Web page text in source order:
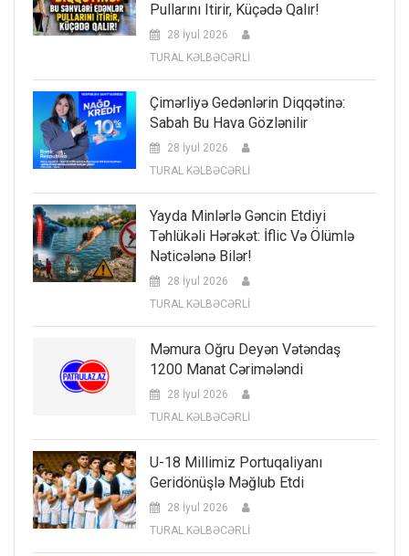
Pullarını Itirir, Küçədə Qalır!
28 İyul 2026
TURAL KƏLBƏCƏRLİ
Çimərliyə Gedənlərin Diqqətinə:
Sabah Bu Hava Gözlənilir
28 İyul 2026
TURAL KƏLBƏCƏRLİ
Yayda Minlərlə Gəncin Etdiyi
Təhlükəli Hərəkət: İflic Və Ölümlə
Nəticələnə Bilər!
28 İyul 2026
TURAL KƏLBƏCƏRLİ
Məmura Oğru Deyən Vətəndaş
1200 Manat Cərimələndi
28 İyul 2026
TURAL KƏLBƏCƏRLİ
U-18 Millimiz Portuqaliyanı
Geridönüşlə Məğlub Etdi
28 İyul 2026
TURAL KƏLBƏCƏRLİ